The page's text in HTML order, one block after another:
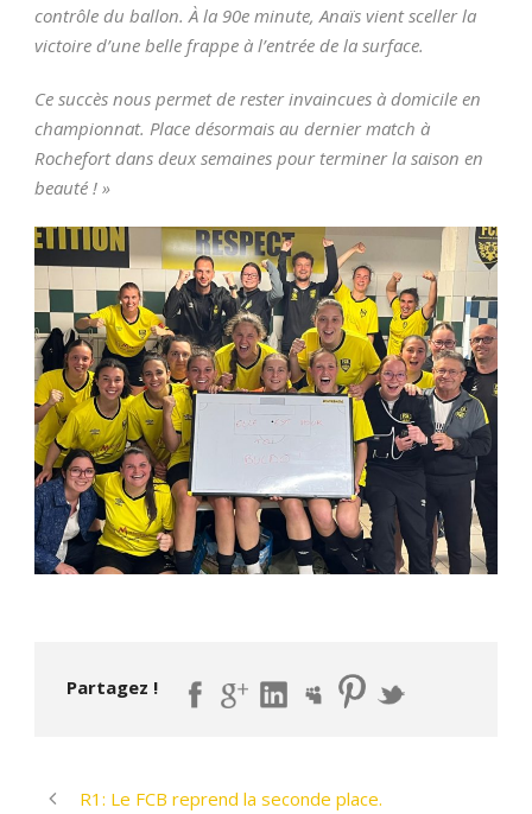
contrôle du ballon. À la 90e minute, Anaïs vient sceller la
victoire d’une belle frappe à l’entrée de la surface.
Ce succès nous permet de rester invaincues à domicile en
championnat. Place désormais au dernier match à
Rochefort dans deux semaines pour terminer la saison en
beauté ! »
Partagez !
R1: Le FCB reprend la seconde place.